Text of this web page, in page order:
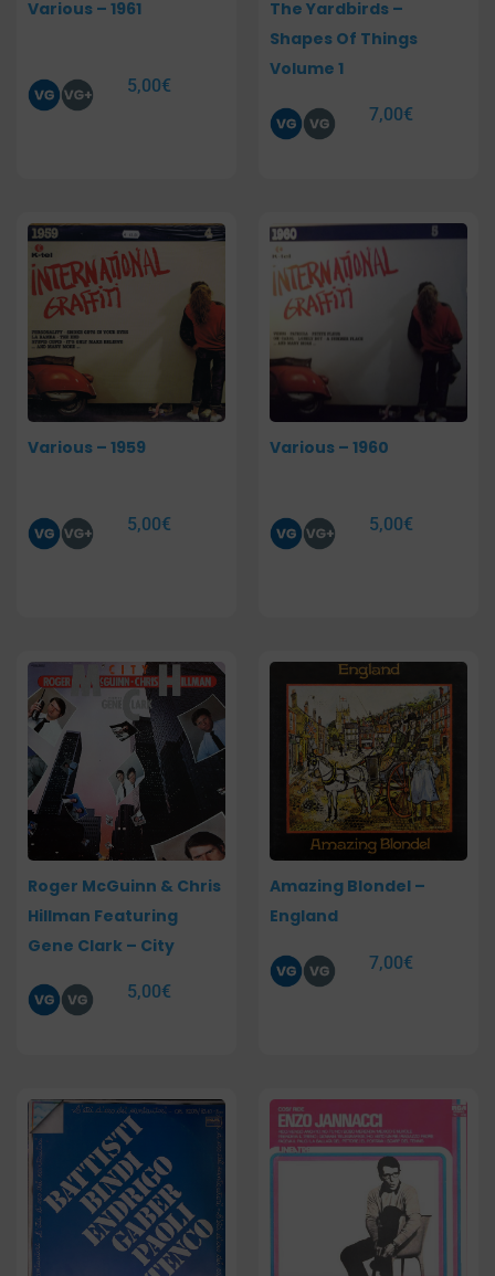
Various – 1961
5,00€
The Yardbirds –
Shapes Of Things
Volume 1
7,00€
Various – 1959
5,00€
Various – 1960
5,00€
Roger McGuinn & Chris
Hillman Featuring
Gene Clark – City
5,00€
Amazing Blondel –
England
7,00€